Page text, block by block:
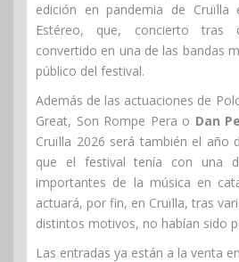
edición en pandemia de
Estéreo, que, concierto tras
convertido en una de las bandas
público del festival.
Además de las actuaciones de
Great, Son Rompe Pera o Dan
Cruïlla 2026 será también el año
que el festival tenía con una
importantes de la música en
actuará, por fin, en Cruïlla, tras
distintos motivos, no habían sido
Las entradas ya están a la venta en